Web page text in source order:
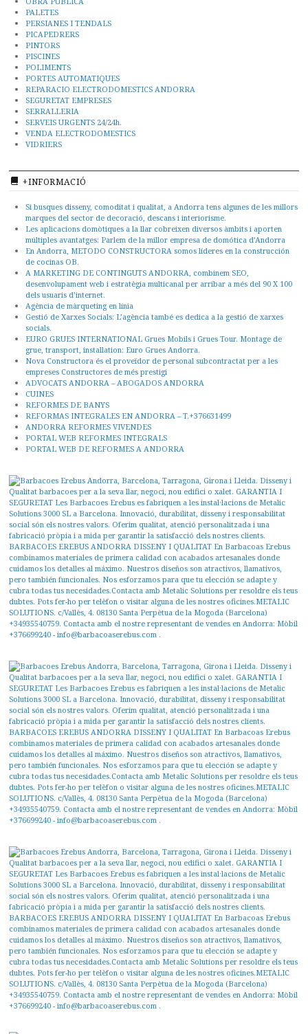
PALETES
PERSIANES I TENDALS
PICAPEDRERS
PINTORS
PISCINES
POLIMENTS
PORTES AUTOMATIQUES
REPARACIO ELECTRODOMESTICS ANDORRA
SEGURETAT EMPRESES
SERRALLERIA
SERVEIS URGENTS 24/24h.
VENDA ELECTRODOMESTICS
VIDRIERS
+INFORMACIÓ
Si busques disseny, comoditat i qualitat, a Andorra tens algunes de les millors
marques del sector de decoració, descans i interiorisme.
Les aplicacions domòtiques a la llar cobreixen diversos àmbits i aporten
múltiples avantatges: Parlem de la millor empresa de domótica d’Andorra
En Andorra, METODO CONSTRUCTORA somos líderes en la construcción
de cocinas OB.
A MARKETING DE CONTINGUTS ANDORRA, combinem SEO,
desenvolupament web i estratègia multicanal per arribar a més del 90 X 100
dels usuaris d’internet.
Agència de màrqueting en línia
Gestió de Xarxes Socials: L’agència també es dedica a la gestió de xarxes
socials.
EURO GRUES INTERNATIONAL Grues Mobils i Grues Tour. Montage de
grue, transport, installation: Euro Grues Andorra.
Nova Constructora és el proveïdor de personal subcontractat per a les
empreses Constructores de més prestigi
ADVOCATS ANDORRA – ABOGADOS ANDORRA
CUINES
REFORMES DE BANYS
REFORMAS INTEGRALES EN ANDORRA – T.+376631499
ANDORRA REFORMES VIVENDES
PORTAL WEB REFORMES INTEGRALS
PORTAL WEB DE REFORMES A ANDORRA